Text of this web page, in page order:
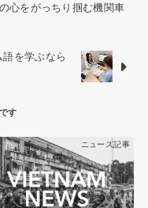
心をがっちり掴む機関車
を学ぶなら
ニュース記事